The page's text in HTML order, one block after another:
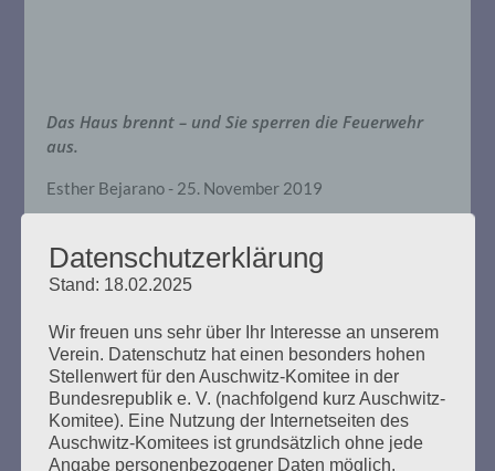
Das Haus brennt – und Sie sperren die Feuerwehr
aus.
Esther Bejarano - 25. November 2019
SUCHEN
NACH:
Datenschutzerklärung
Stand: 18.02.2025
Wir freuen uns sehr über Ihr Interesse an unserem
Verein. Datenschutz hat einen besonders hohen
Stellenwert für den Auschwitz-Komitee in der
Bundesrepublik e. V. (nachfolgend kurz Auschwitz-
Komitee). Eine Nutzung der Internetseiten des
Auschwitz-Komitees ist grundsätzlich ohne jede
Angabe personenbezogener Daten möglich.